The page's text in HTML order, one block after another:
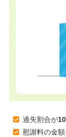
過失割合が
慰謝料の金